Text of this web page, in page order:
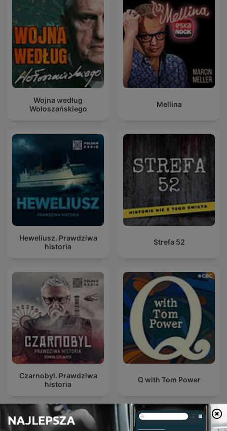
Wojna według
Wołoszańskiego
Mellina
Heweliusz. Prawdziwa
historia
Strefa 52
Czarnobyl. Prawdziwa
historia
Q with Tom Power